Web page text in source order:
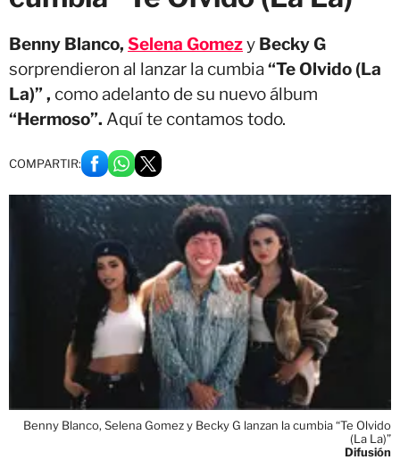
Benny Blanco, Selena Gomezy Becky G
sorprendieron al lanzar la cumbia “Te Olvido (La
La)” , como adelanto de su nuevo álbum
“Hermoso”. Aquí te contamos todo.
COMPARTIR:
Benny Blanco, Selena Gomez y Becky G lanzan la cumbia “Te Olvido
(La La)”
Difusión